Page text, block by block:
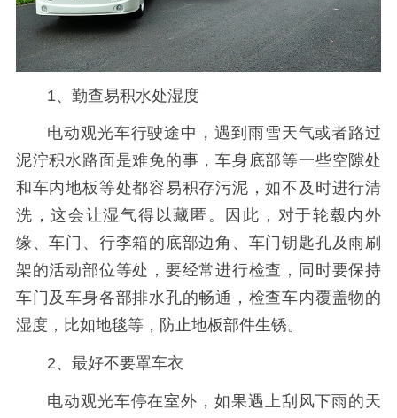
1、勤查易积水处湿度
电动观光车行驶途中，遇到雨雪天气或者路过
泥泞积水路面是难免的事，车身底部等一些空隙处
和车内地板等处都容易积存污泥，如不及时进行清
洗，这会让湿气得以藏匿。因此，对于轮毂内外
缘、车门、行李箱的底部边角、车门钥匙孔及雨刷
架的活动部位等处，要经常进行检查，同时要保持
车门及车身各部排水孔的畅通，检查车内覆盖物的
湿度，比如地毯等，防止地板部件生锈。
2、最好不要罩车衣
电动观光车停在室外，如果遇上刮风下雨的天